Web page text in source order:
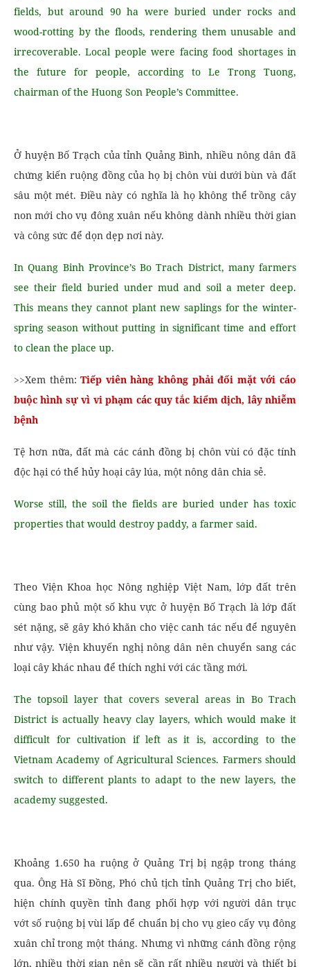
fields, but around 90 ha were buried under rocks and
wood-rotting by the floods, rendering them unusable and
irrecoverable. Local people were facing food shortages in
the future for people, according to Le Trong Tuong,
chairman of the Huong Son People’s Committee.
Ở huyện Bố Trạch của tỉnh Quảng Bình, nhiều nông dân đã
chứng kiến ruộng đồng của họ bị chôn vùi dưới bùn và đất
sâu một mét. Điều này có nghĩa là họ không thể trồng cây
non mới cho vụ đông xuân nếu không dành nhiều thời gian
và công sức để dọn dẹp nơi này.
In Quang Binh Province’s Bo Trach District, many farmers
see their field buried under mud and soil a meter deep.
This means they cannot plant new saplings for the winter-
spring season without putting in significant time and effort
to clean the place up.
>>Xem thêm:Tiếp viên hàng không phải đối mặt với cáo
buộc hình sự vì vi phạm các quy tắc kiểm dịch, lây nhiễm
bệnh
Tệ hơn nữa, đất mà các cánh đồng bị chôn vùi có đặc tính
độc hại có thể hủy hoại cây lúa, một nông dân chia sẻ.
Worse still, the soil the fields are buried under has toxic
properties that would destroy paddy, a farmer said.
Theo Viện Khoa học Nông nghiệp Việt Nam, lớp đất trên
cùng bao phủ một số khu vực ở huyện Bố Trạch là lớp đất
sét nặng, sẽ gây khó khăn cho việc canh tác nếu để nguyên
như vậy. Viện khuyến nghị nông dân nên chuyển sang các
loại cây khác nhau để thích nghi với các tầng mới.
The topsoil layer that covers several areas in Bo Trach
District is actually heavy clay layers, which would make it
difficult for cultivation if left as it is, according to the
Vietnam Academy of Agricultural Sciences. Farmers should
switch to different plants to adapt to the new layers, the
academy suggested.
Khoảng 1.650 ha ruộng ở Quảng Trị bị ngập trong tháng
qua. Ông Hà Sĩ Đồng, Phó chủ tịch tỉnh Quảng Trị cho biết,
hiện chính quyền tỉnh đang phối hợp với người dân trục
vớt số ruộng bị vùi lấp để chuẩn bị cho vụ gieo cấy vụ đông
xuân chỉ trong một tháng. Nhưng vì những cánh đồng rộng
lớn, nhiều thời gian nên sẽ cần rất nhiều người và thiết bị